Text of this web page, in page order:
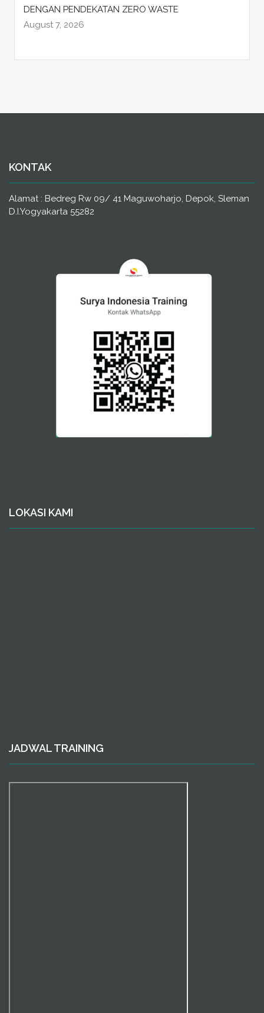
DENGAN PENDEKATAN ZERO WASTE
August 7, 2026
KONTAK
Alamat : Bedreg Rw 09/ 41 Maguwoharjo, Depok, Sleman
D.I.Yogyakarta 55282
LOKASI KAMI
JADWAL TRAINING